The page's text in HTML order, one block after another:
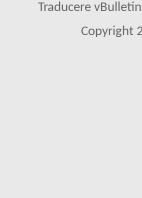
Traducere
Copyright